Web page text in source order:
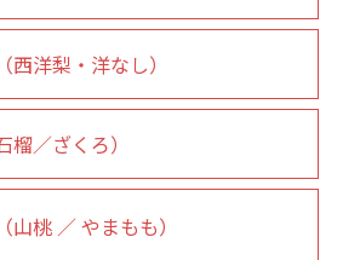
西洋梨・洋なし）
榴／ざくろ）
山桃 ／ やまもも）